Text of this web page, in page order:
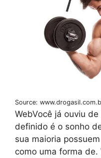
Source:
WebVocê já ouviu
definido é o sonho
sua maioria
como uma forma de.